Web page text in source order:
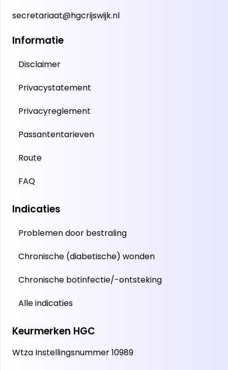
secretariaat@hgcrijswijk.nl
Informatie
Disclaimer
Privacystatement
Privacyreglement
Passantentarieven
Route
FAQ
Indicaties
Problemen door bestraling
Chronische (diabetische) wonden
Chronische botinfectie/-ontsteking
Alle indicaties
Keurmerken HGC
Wtza Instellingsnummer 10989